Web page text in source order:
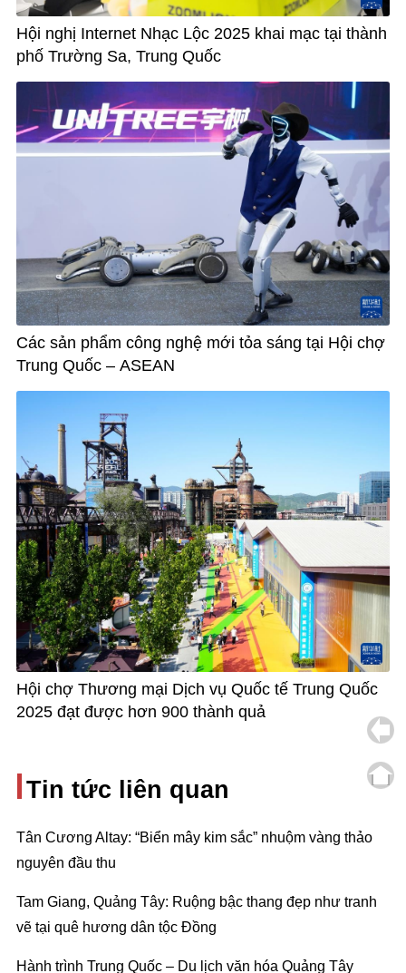
Hội nghị Internet Nhạc Lộc 2025 khai mạc tại thành
phố Trường Sa, Trung Quốc
Các sản phẩm công nghệ mới tỏa sáng tại Hội chợ
Trung Quốc – ASEAN
Hội chợ Thương mại Dịch vụ Quốc tế Trung Quốc
2025 đạt được hơn 900 thành quả
Tin tức liên quan
Tân Cương Altay: “Biển mây kim sắc” nhuộm vàng thảo
nguyên đầu thu
Tam Giang, Quảng Tây: Ruộng bậc thang đẹp như tranh
vẽ tại quê hương dân tộc Đồng
Hành trình Trung Quốc – Du lịch văn hóa Quảng Tây